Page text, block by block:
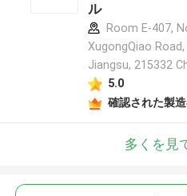
ル
Room E-407,
XugongQiao
Jiangsu, 215332
5.0
確認された製
多くを見